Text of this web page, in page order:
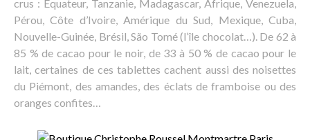
crus : Equateur, Tanzanie, Madagascar, Afrique, Venezuela,
Pérou, Côte d’Ivoire, Amérique du Sud, Mexique, Cuba,
Nouvelle-Guinée, Brésil, São Tomé (l’île chocolat…). De 62 à
85 % de cacao pour le noir, de 33 à 50 % de cacao pour le
lait, certaines de ces tablettes cachent aussi des noisettes
du Piémont, des amandes, des éclats de framboise ou des
oranges confites…